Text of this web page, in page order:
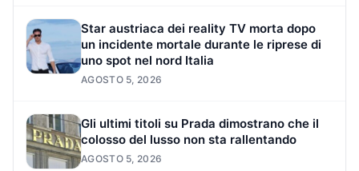
Star austriaca dei reality TV morta dopo
un incidente mortale durante le riprese di
uno spot nel nord Italia
AGOSTO 5, 2026
Gli ultimi titoli su Prada dimostrano che il
colosso del lusso non sta rallentando
AGOSTO 5, 2026